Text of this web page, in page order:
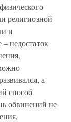
религиозной
и
недостаток
а
способ
обвинений не